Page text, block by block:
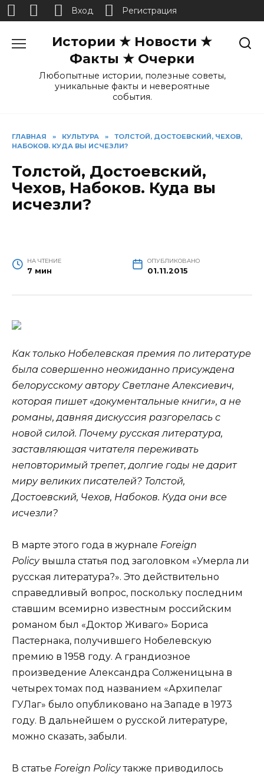
Истории ★ Новости ★
Факты ★ Очерки
Любопытные истории, полезные советы,
уникальные факты и невероятные
события.
ГЛАВНАЯ » КУЛЬТУРА »
ТОЛСТОЙ, ДОСТОЕВСКИЙ, ЧЕХОВ,
НАБОКОВ. КУДА ВЫ ИСЧЕЗЛИ?
Толстой, Достоевский,
Чехов, Набоков. Куда вы
исчезли?
НА ЧТЕНИЕ
7 мин
ОПУБЛИКОВАНО
01.11.2015
Как только Нобелевская премия по литературе
была совершенно неожиданно присуждена
белорусскому автору Светлане Алексиевич,
которая пишет «документальные книги», а не
романы, давняя дискуссия разгорелась с
новой силой. Почему русская литература,
заставляющая читателя переживать
неповторимый трепет, долгие годы не дарит
миру великих писателей? Толстой,
Достоевский, Чехов, Набоков. Куда они все
исчезли?
В марте этого года в журнале Foreign
Policyвышла статья под заголовком «Умерла ли
русская литература?». Это действительно
справедливый вопрос, поскольку последним
ставшим всемирно известным российским
романом был «Доктор Живаго» Бориса
Пастернака, получившего Нобелевскую
премию в 1958 году. А грандиозное
произведение Александра Солженицына в
четырех томах под названием «Архипелаг
ГУЛаг» было опубликовано на Западе в 1973
году. В дальнейшем о русской литературе,
можно сказать, забыли.
В статье Foreign Policyтакже приводилось
Вход Регистрация